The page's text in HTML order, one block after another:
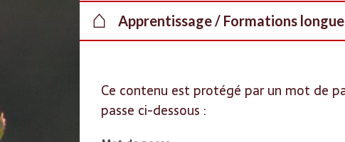
⌂ Apprentissage / Formations
Ce contenu est protégé par un mot de
passe ci-dessous :